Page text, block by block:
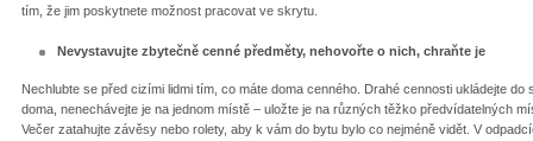
tím, že jim poskytnete možnost pracovat ve skrytu.
Nevystavujte zbytečně cenné předměty, nehovořte o nich, chraňte je
Nechlubte se před cizími lidmi tím, co máte doma cenného. Drahé cennosti ukládejte
doma, nenechávejte je na jednom místě – uložte je na různých těžko předvídatelných
Večer zatahujte závěsy nebo rolety, aby k vám do bytu bylo co nejméně vidět. V